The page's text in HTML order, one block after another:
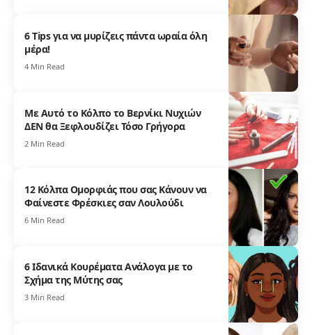
6 Tips για να μυρίζεις πάντα ωραία όλη
μέρα!
4 Min Read
Με Αυτό το Κόλπο το Βερνίκι Νυχιών
ΔΕΝ θα Ξεφλουδίζει Τόσο Γρήγορα
2 Min Read
12 Κόλπα Ομορφιάς που σας Κάνουν να
Φαίνεστε Φρέσκιες σαν Λουλούδι
6 Min Read
6 Ιδανικά Κουρέματα Ανάλογα με το
Σχήμα της Μύτης σας
3 Min Read